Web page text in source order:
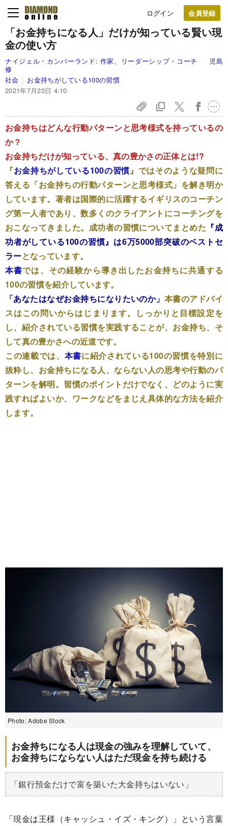
ログイン
「お金持ちになる人」だけが知っている賢い現
金の使い方
ナイジェル・カンバーランド: 作家、リーダーシップ・コーチ
児島
修
社会
お金持ちがしている100の習慣
2021年7月23日 4:10
お金持ちはどんな行動パターンと思考様式を持っているの
か？
お金持ちだけが知っている、真の豊かさの正体とは!?
『お金持ちがしている100の習慣』ではそのような疑問に
答える「お金持ちの行動パターンと思考様式」を解き明か
しています。著者は国際的に活躍するイギリスのコーチン
グ第一人者であり、数多くのクライアントにコーチングを
おこなってきました。成功者の習慣についてまとめた 『成
功者がしている100の習慣』は6万5000部突破のベストセ
ラーとなっています。
本書では、その経験から導き出したお金持ちに共通する
100の習慣を紹介しています。
「あなたはなぜお金持ちになりたいのか」 本書のアドバイ
スはこの問いからはじまります。しっかりと目標設定を
し、紹介されている習慣を実践することが、お金持ち、そ
して真の豊かさへの近道です。
この連載では、 本書に紹介されている100の習慣を特別に
抜粋し、お金持ちになる人、ならない人の思考や行動のパ
ターンを解明。習慣のポイントだけでなく、どのように実
践すればよいか、ワークなどをまじえ具体的な方法を紹介
します。
Photo: Adobe Stock
お金持ちになる人は現金の強みを理解していて、
お金持ちにならない人はただ現金を持ち続ける
「銀行預金だけで富を築いた大金持ちはいない」
「現金は王様（キャッシュ・イズ・キング）」という言葉